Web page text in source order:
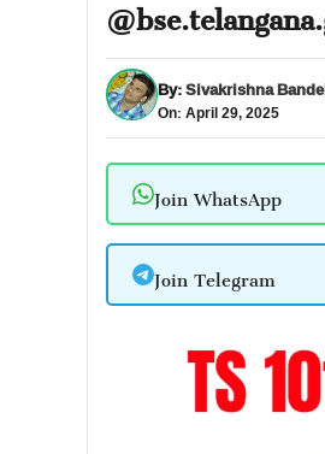
By:Sivakrishna
On: April 29, 2025
Join WhatsApp
Join Telegram